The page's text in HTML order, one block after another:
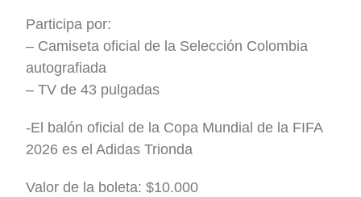
Participa por:
– Camiseta oficial de la Selección Colombia
autografiada
– TV de 43 pulgadas
-El balón oficial de la Copa Mundial de la FIFA
2026 es el Adidas Trionda
Valor de la boleta: $10.000